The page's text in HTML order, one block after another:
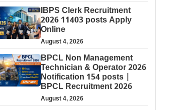
IBPS Clerk Recruitment
2026 11403 posts Apply
Online
August 4, 2026
BPCL Non Management
Technician & Operator 2026
Notification 154 posts |
BPCL Recruitment 2026
August 4, 2026